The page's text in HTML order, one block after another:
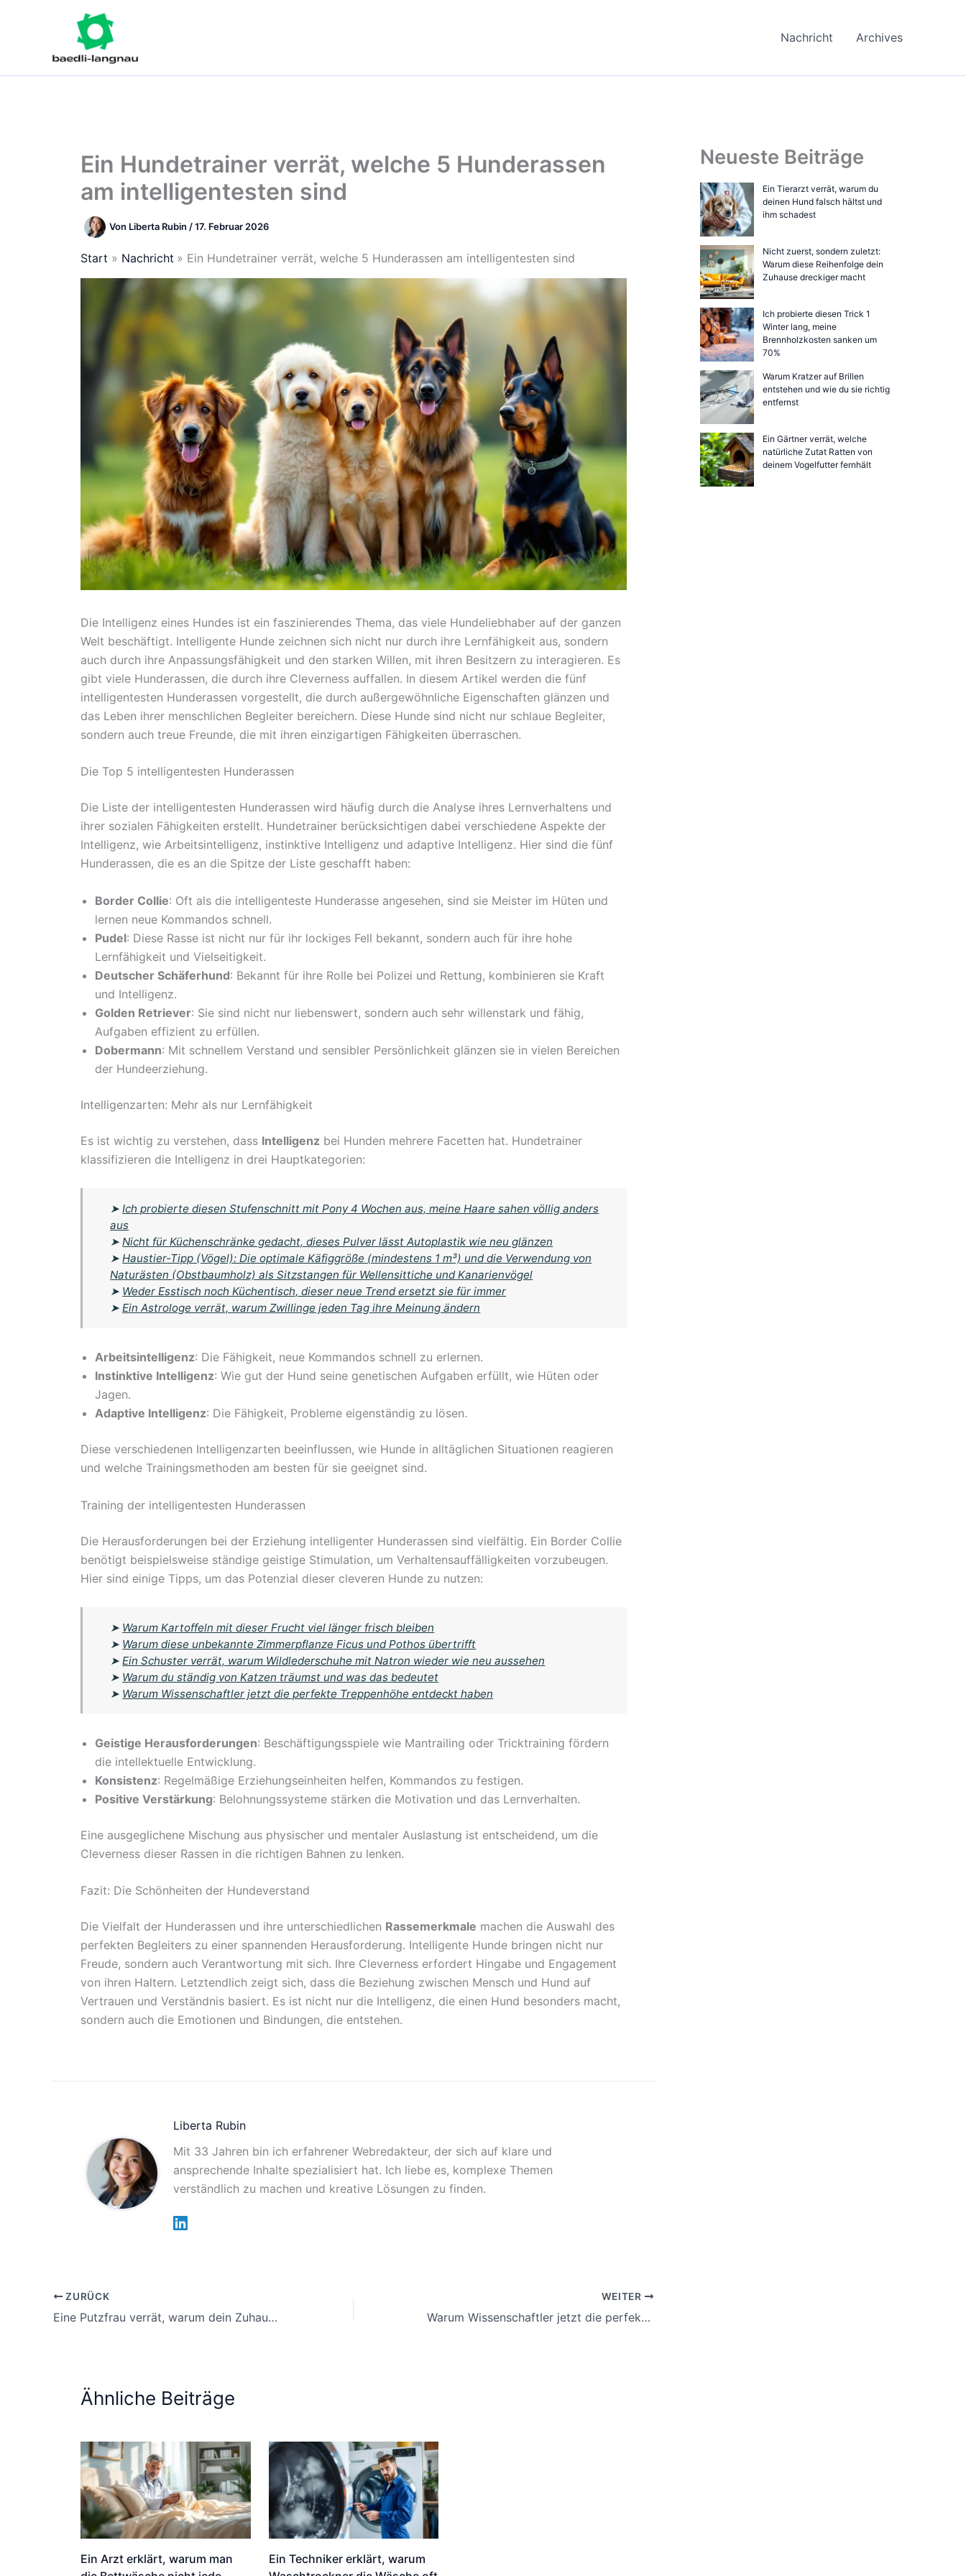
Nachricht Archives
Ein Hundetrainer verrät, welche 5 Hunderassen
am intelligentesten sind
Von Liberta Rubin /17. Februar 2026
Start Nachricht Ein Hundetrainer verrät, welche 5 Hunderassen am intelligentesten sind
Die Intelligenz eines Hundes ist ein faszinierendes Thema, das viele Hundeliebhaber auf der ganzen
Welt beschäftigt. Intelligente Hunde zeichnen sich nicht nur durch ihre Lernfähigkeit aus, sondern
auch durch ihre Anpassungsfähigkeit und den starken Willen, mit ihren Besitzern zu interagieren. Es
gibt viele Hunderassen, die durch ihre Cleverness auffallen. In diesem Artikel werden die fünf
intelligentesten Hunderassen vorgestellt, die durch außergewöhnliche Eigenschaften glänzen und
das Leben ihrer menschlichen Begleiter bereichern. Diese Hunde sind nicht nur schlaue Begleiter,
sondern auch treue Freunde, die mit ihren einzigartigen Fähigkeiten überraschen.
Die Top 5 intelligentesten Hunderassen
Die Liste der intelligentesten Hunderassen wird häufig durch die Analyse ihres Lernverhaltens und
ihrer sozialen Fähigkeiten erstellt. Hundetrainer berücksichtigen dabei verschiedene Aspekte der
Intelligenz, wie Arbeitsintelligenz, instinktive Intelligenz und adaptive Intelligenz. Hier sind die fünf
Hunderassen, die es an die Spitze der Liste geschafft haben:
Border Collie: Oft als die intelligenteste Hunderasse angesehen, sind sie Meister im Hüten und
lernen neue Kommandos schnell.
Pudel: Diese Rasse ist nicht nur für ihr lockiges Fell bekannt, sondern auch für ihre hohe
Lernfähigkeit und Vielseitigkeit.
Deutscher Schäferhund: Bekannt für ihre Rolle bei Polizei und Rettung, kombinieren sie Kraft
und Intelligenz.
Golden Retriever: Sie sind nicht nur liebenswert, sondern auch sehr willenstark und fähig,
Aufgaben effizient zu erfüllen.
Dobermann: Mit schnellem Verstand und sensibler Persönlichkeit glänzen sie in vielen Bereichen
der Hundeerziehung.
Intelligenzarten: Mehr als nur Lernfähigkeit
Es ist wichtig zu verstehen, dass Intelligenz bei Hunden mehrere Facetten hat. Hundetrainer
klassifizieren die Intelligenz in drei Hauptkategorien:
➤Ich probierte diesen Stufenschnitt mit Pony 4 Wochen aus, meine Haare sahen völlig anders
aus
➤Nicht für Küchenschränke gedacht, dieses Pulver lässt Autoplastik wie neu glänzen
➤Haustier-Tipp (Vögel): Die optimale Käfiggröße (mindestens 1 m³) und die Verwendung von
Naturästen (Obstbaumholz) als Sitzstangen für Wellensittiche und Kanarienvögel
➤ Weder Esstisch noch Küchentisch, dieser neue Trend ersetzt sie für immer
➤Ein Astrologe verrät, warum Zwillinge jeden Tag ihre Meinung ändern
Arbeitsintelligenz: Die Fähigkeit, neue Kommandos schnell zu erlernen.
Instinktive Intelligenz: Wie gut der Hund seine genetischen Aufgaben erfüllt, wie Hüten oder
Jagen.
Adaptive Intelligenz: Die Fähigkeit, Probleme eigenständig zu lösen.
Diese verschiedenen Intelligenzarten beeinflussen, wie Hunde in alltäglichen Situationen reagieren
und welche Trainingsmethoden am besten für sie geeignet sind.
Training der intelligentesten Hunderassen
Die Herausforderungen bei der Erziehung intelligenter Hunderassen sind vielfältig. Ein Border Collie
benötigt beispielsweise ständige geistige Stimulation, um Verhaltensauffälligkeiten vorzubeugen.
Hier sind einige Tipps, um das Potenzial dieser cleveren Hunde zu nutzen:
➤ Warum Kartoffeln mit dieser Frucht viel länger frisch bleiben
➤ Warum diese unbekannte Zimmerpflanze Ficus und Pothos übertrifft
➤Ein Schuster verrät, warum Wildlederschuhe mit Natron wieder wie neu aussehen
➤ Warum du ständig von Katzen träumst und was das bedeutet
➤ Warum Wissenschaftler jetzt die perfekte Treppenhöhe entdeckt haben
Geistige Herausforderungen: Beschäftigungsspiele wie Mantrailing oder Tricktraining fördern
die intellektuelle Entwicklung.
Konsistenz: Regelmäßige Erziehungseinheiten helfen, Kommandos zu festigen.
Positive Verstärkung: Belohnungssysteme stärken die Motivation und das Lernverhalten.
Eine ausgeglichene Mischung aus physischer und mentaler Auslastung ist entscheidend, um die
Cleverness dieser Rassen in die richtigen Bahnen zu lenken.
Fazit: Die Schönheiten der Hundeverstand
Die Vielfalt der Hunderassen und ihre unterschiedlichen Rassemerkmale machen die Auswahl des
perfekten Begleiters zu einer spannenden Herausforderung. Intelligente Hunde bringen nicht nur
Freude, sondern auch Verantwortung mit sich. Ihre Cleverness erfordert Hingabe und Engagement
von ihren Haltern. Letztendlich zeigt sich, dass die Beziehung zwischen Mensch und Hund auf
Vertrauen und Verständnis basiert. Es ist nicht nur die Intelligenz, die einen Hund besonders macht,
sondern auch die Emotionen und Bindungen, die entstehen.
Liberta Rubin
Mit 33 Jahren bin ich erfahrener Webredakteur, der sich auf klare und
ansprechende Inhalte spezialisiert hat. Ich liebe es, komplexe Themen
verständlich zu machen und kreative Lösungen zu finden.
ZURÜCK
Eine Putzfrau verrät, warum dein Zuhause trotz Putzen immer schmutzig bleibt
WEITER
Warum Wissenschaftler jetzt die perfekte Treppenhöhe entdeckt haben
Ähnliche Beiträge
Ein Arzt erklärt, warum man
Ein Techniker erklärt, warum
Neueste Beiträge
Ein Tierarzt verrät, warum du
deinen Hund falsch hältst und
ihm schadest
Nicht zuerst, sondern zuletzt:
Warum diese Reihenfolge dein
Zuhause dreckiger macht
Ich probierte diesen Trick 1
Winter lang, meine
Brennholzkosten sanken um
70%
Warum Kratzer auf Brillen
entstehen und wie du sie richtig
entfernst
Ein Gärtner verrät, welche
natürliche Zutat Ratten von
deinem Vogelfutter fernhält